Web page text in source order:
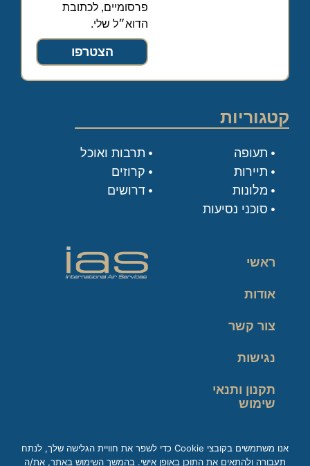
פרסומיים, לכתובת
הדוא״ל שלי.
הצטרפו
קטגוריות
תעופה
תיירות
מלונות
סוכני נסיעות
תרבות ואוכל
קרוזים
דרושים
ראשי
אודות
צור קשר
נגישות
תקנון ותנאי
שימוש
אנו משתמשים בקובצי Cookie כדי לשפר את חוויית הגלישה שלך, לנתח
תעבורה ולהתאים את התוכן באופן אישי. בהמשך השימוש באתר, את/ה